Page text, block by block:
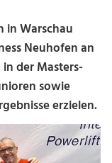
in Warschau
Neuhofen an
der Masters-
sowie
erzielen.